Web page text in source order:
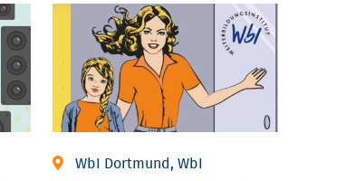
WbI Dortmund, WbI